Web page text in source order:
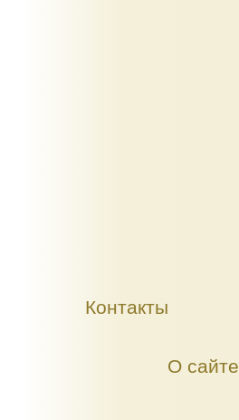
Контакты
О сайте